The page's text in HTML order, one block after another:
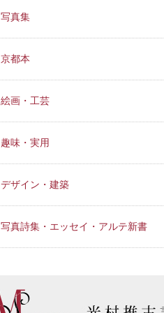
写真集
京都本
絵画・工芸
趣味・実用
デザイン・建築
写真詩集・エッセイ・アルテ新書